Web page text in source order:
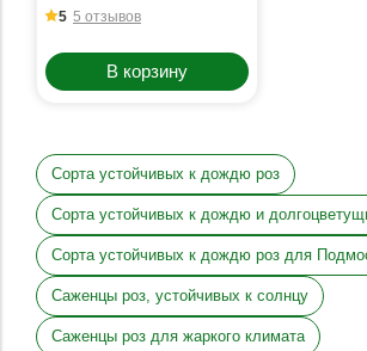
5 5 отзывов
В корзину
Сорта устойчивых к дождю роз
Сорта устойчивых к дождю и
Сорта устойчивых к дождю роз для
Саженцы роз, устойчивых к солнцу
Саженцы роз для жаркого климата